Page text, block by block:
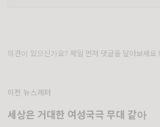
의견이 있으신가요? 제일 먼저 댓글을 달아보세요 !
이전 뉴스레터
세상은 거대한 여성국극 무대 같아